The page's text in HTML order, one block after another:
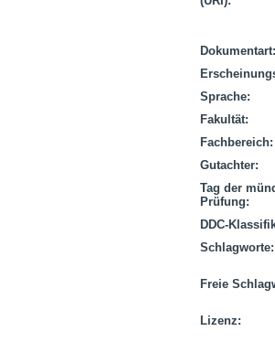
Dokumentart:
Sprache:
Fakultät:
Fachbereich:
Gutachter:
Tag der
Prüfung:
DDC-
Schlagworte:
Freie
Lizenz: